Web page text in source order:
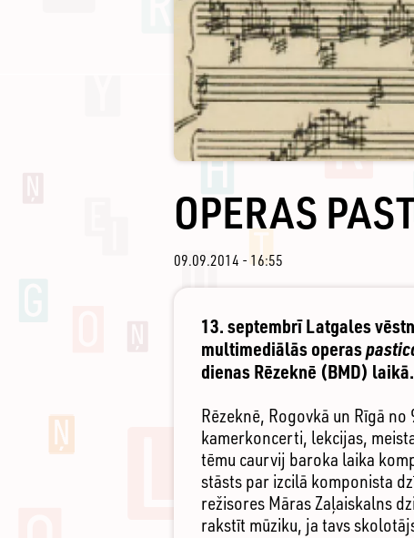
OPERAS
09.09.2014 - 16:55
13. septembrī Latgales
multimediālās operas
dienas Rēzeknē (BMD) laikā.
Rēzeknē, Rogovkā un Rīgā
kamerkoncerti, lekcijas,
tēmu caurvij baroka laika
stāsts par izcilā komponista
režisores Māras Zaļaiskalns
rakstīt mūziku, ja tavs